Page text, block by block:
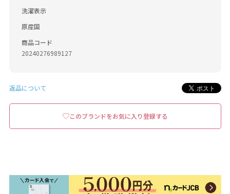
洗濯表示
原産国
商品コード
20240276989127
返品について
このブランドをお気に入り登録する